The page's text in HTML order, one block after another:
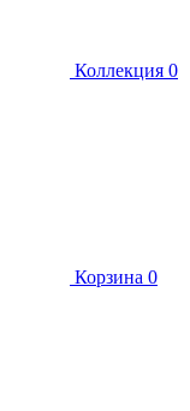
Коллекция 0
Корзина 0